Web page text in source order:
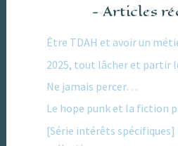
Articles
Être TDAH et avoir un
2025, tout lâcher et partir
Ne jamais percer…
Le hope punk et la fiction
[Série intérêts